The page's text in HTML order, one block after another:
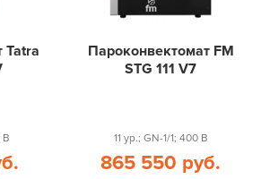
Tatra
В
Пароконвектомат FM
STG 111 V7
11 ур.; GN-1/1; 400 В
865 550 руб.